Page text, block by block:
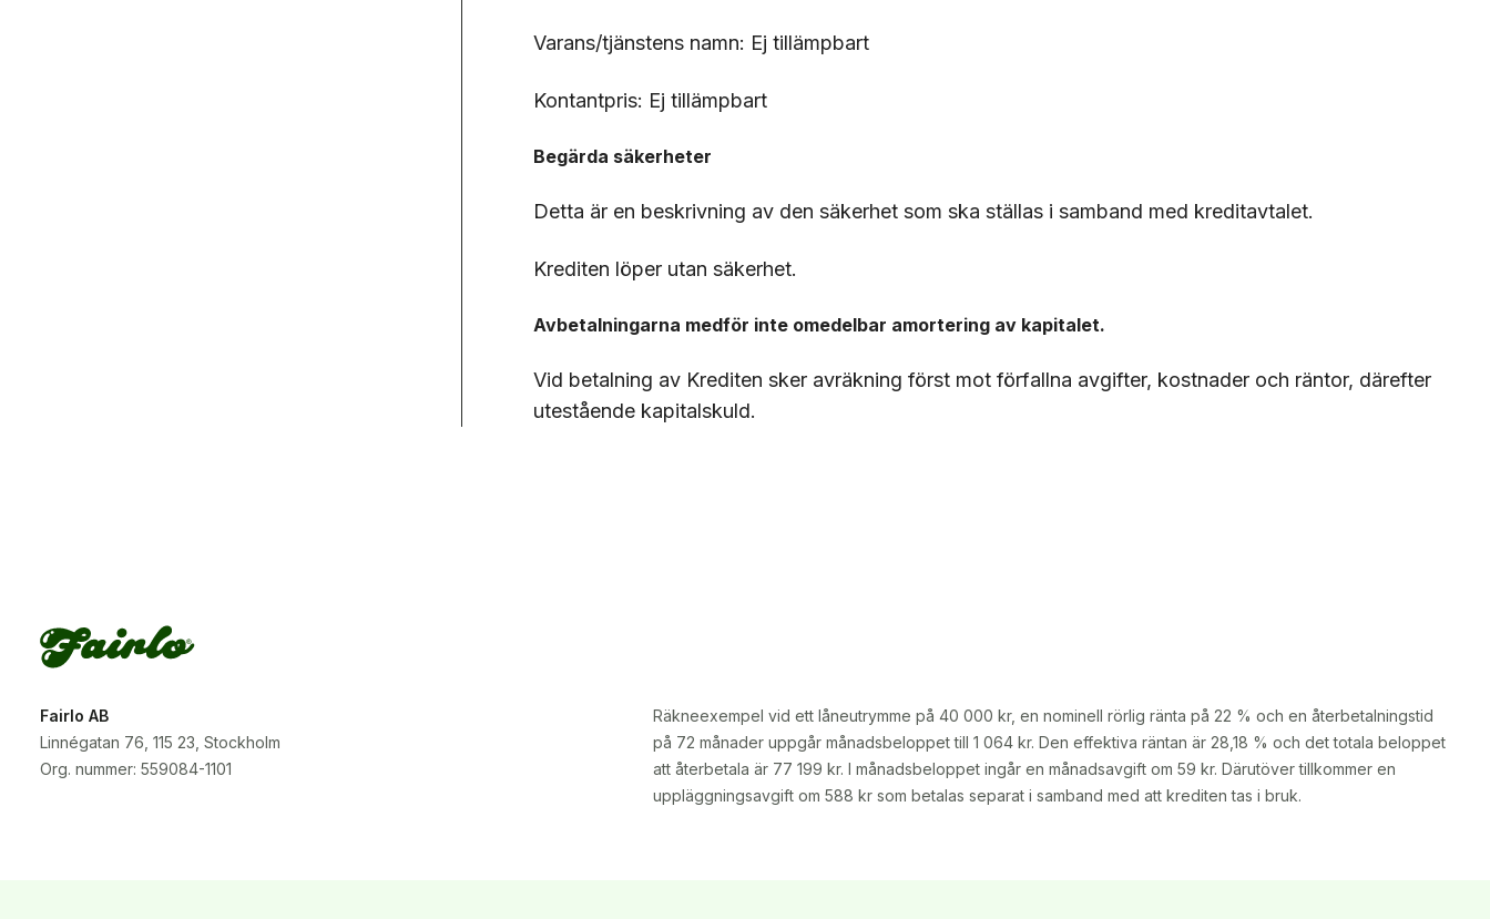
Varans/tjänstens namn: Ej tillämpbart
Kontantpris: Ej tillämpbart
Begärda säkerheter
Detta är en beskrivning av den säkerhet som ska ställas i samband med kreditavtalet.
Krediten löper utan säkerhet.
Avbetalningarna medför inte omedelbar amortering av kapitalet.
Vid betalning av Krediten sker avräkning först mot förfallna avgifter, kostnader och räntor, därefter
utestående kapitalskuld.
Fairlo AB
Linnégatan 76, 115 23, Stockholm
Org. nummer: 559084-1101
Räkneexempel vid ett låneutrymme på 40 000 kr, en nominell rörlig ränta på 22 % och en återbetalningstid
på 72 månader uppgår månadsbeloppet till 1 064 kr. Den effektiva räntan är 28,18 % och det totala beloppet
att återbetala är 77 199 kr. I månadsbeloppet ingår en månadsavgift om 59 kr. Därutöver tillkommer en
uppläggningsavgift om 588 kr som betalas separat i samband med att krediten tas i bruk.